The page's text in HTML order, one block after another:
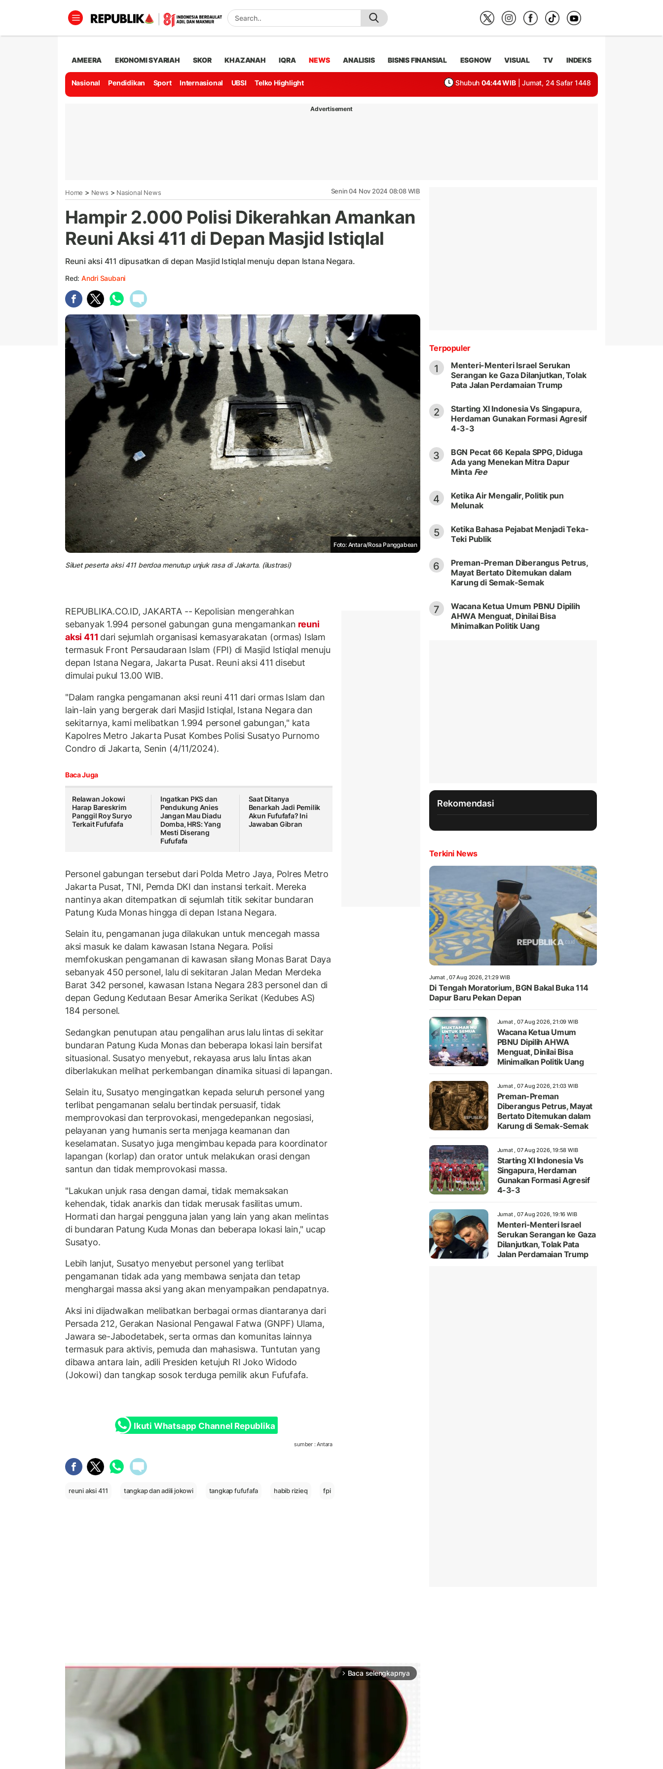
AMEERA EKONOMI SYARIAH SKOR KHAZANAH IQRA NEWS ANALISIS BISNIS FINANSIAL ESGNOW VISUAL TV INDEKS
Nasional Pendidikan Sport Internasional UBSI Telko Highlight Shubuh 04:44 WIB | Jumat, 24 Safar 1448
Advertisement
Home > News > Nasional News Senin 04 Nov 2024 08:08 WIB
Hampir 2.000 Polisi Dikerahkan Amankan
Reuni Aksi 411 di Depan Masjid Istiqlal
Reuni aksi 411 dipusatkan di depan Masjid Istiqlal menuju depan Istana Negara.
Red: Andri Saubani
Foto: Antara/Rosa Panggabean
Siluet peserta aksi 411 berdoa menutup unjuk rasa di Jakarta. (ilustrasi)
REPUBLIKA.CO.ID, JAKARTA -- Kepolisian mengerahkan
sebanyak 1.994 personel gabungan guna mengamankan reuni
aksi 411 dari sejumlah organisasi kemasyarakatan (ormas) Islam
termasuk Front Persaudaraan Islam (FPI) di Masjid Istiqlal menuju
depan Istana Negara, Jakarta Pusat. Reuni aksi 411 disebut
dimulai pukul 13.00 WIB.
"Dalam rangka pengamanan aksi reuni 411 dari ormas Islam dan
lain-lain yang bergerak dari Masjid Istiqlal, Istana Negara dan
sekitarnya, kami melibatkan 1.994 personel gabungan," kata
Kapolres Metro Jakarta Pusat Kombes Polisi Susatyo Purnomo
Condro di Jakarta, Senin (4/11/2024).
Baca Juga
Relawan Jokowi
Harap Bareskrim
Panggil Roy Suryo
Terkait Fufufafa
Ingatkan PKS dan
Pendukung Anies
Jangan Mau Diadu
Domba, HRS: Yang
Mesti Diserang
Fufufafa
Saat Ditanya
Benarkah Jadi Pemilik
Akun Fufufafa? Ini
Jawaban Gibran
Personel gabungan tersebut dari Polda Metro Jaya, Polres Metro
Jakarta Pusat, TNI, Pemda DKI dan instansi terkait. Mereka
nantinya akan ditempatkan di sejumlah titik sekitar bundaran
Patung Kuda Monas hingga di depan Istana Negara.
Selain itu, pengamanan juga dilakukan untuk mencegah massa
aksi masuk ke dalam kawasan Istana Negara. Polisi
memfokuskan pengamanan di kawasan silang Monas Barat Daya
sebanyak 450 personel, lalu di sekitaran Jalan Medan Merdeka
Barat 342 personel, kawasan Istana Negara 283 personel dan di
depan Gedung Kedutaan Besar Amerika Serikat (Kedubes AS)
184 personel.
Sedangkan penutupan atau pengalihan arus lalu lintas di sekitar
bundaran Patung Kuda Monas dan beberapa lokasi lain bersifat
situasional. Susatyo menyebut, rekayasa arus lalu lintas akan
diberlakukan melihat perkembangan dinamika situasi di lapangan.
Selain itu, Susatyo mengingatkan kepada seluruh personel yang
terlibat pengamanan selalu bertindak persuasif, tidak
memprovokasi dan terprovokasi, mengedepankan negosiasi,
pelayanan yang humanis serta menjaga keamanan dan
keselamatan. Susatyo juga mengimbau kepada para koordinator
lapangan (korlap) dan orator untuk melakukan orasi dengan
santun dan tidak memprovokasi massa.
"Lakukan unjuk rasa dengan damai, tidak memaksakan
kehendak, tidak anarkis dan tidak merusak fasilitas umum.
Hormati dan hargai pengguna jalan yang lain yang akan melintas
di bundaran Patung Kuda Monas dan beberapa lokasi lain," ucap
Susatyo.
Lebih lanjut, Susatyo menyebut personel yang terlibat
pengamanan tidak ada yang membawa senjata dan tetap
menghargai massa aksi yang akan menyampaikan pendapatnya.
Aksi ini dijadwalkan melibatkan berbagai ormas diantaranya dari
Persada 212, Gerakan Nasional Pengawal Fatwa (GNPF) Ulama,
Jawara se-Jabodetabek, serta ormas dan komunitas lainnya
termasuk para aktivis, pemuda dan mahasiswa. Tuntutan yang
dibawa antara lain, adili Presiden ketujuh RI Joko Widodo
(Jokowi) dan tangkap sosok terduga pemilik akun Fufufafa.
Ikuti Whatsapp Channel Republika
sumber : Antara
reuni aksi 411 tangkap dan adili jokowi tangkap fufufafa habib rizieq fpi
arrow_forward_ios Baca selengkapnya
Terpopuler
1
Menteri-Menteri Israel Serukan
Serangan ke Gaza Dilanjutkan, Tolak
Pata Jalan Perdamaian Trump
2
Starting XI Indonesia Vs Singapura,
Herdaman Gunakan Formasi Agresif
4-3-3
3
BGN Pecat 66 Kepala SPPG, Diduga
Ada yang Menekan Mitra Dapur
Minta Fee
4
Ketika Air Mengalir, Politik pun
Melunak
5
Ketika Bahasa Pejabat Menjadi Teka-
Teki Publik
6
Preman-Preman Diberangus Petrus,
Mayat Bertato Ditemukan dalam
Karung di Semak-Semak
7
Wacana Ketua Umum PBNU Dipilih
AHWA Menguat, Dinilai Bisa
Minimalkan Politik Uang
Rekomendasi
Terkini News
Jumat , 07 Aug 2026, 21:29 WIB
Di Tengah Moratorium, BGN Bakal Buka 114
Dapur Baru Pekan Depan
Jumat , 07 Aug 2026, 21:09 WIB
Wacana Ketua Umum
PBNU Dipilih AHWA
Menguat, Dinilai Bisa
Minimalkan Politik Uang
Jumat , 07 Aug 2026, 21:03 WIB
Preman-Preman
Diberangus Petrus, Mayat
Bertato Ditemukan dalam
Karung di Semak-Semak
Jumat , 07 Aug 2026, 19:58 WIB
Starting XI Indonesia Vs
Singapura, Herdaman
Gunakan Formasi Agresif
4-3-3
Jumat , 07 Aug 2026, 19:16 WIB
Menteri-Menteri Israel
Serukan Serangan ke Gaza
Dilanjutkan, Tolak Pata
Jalan Perdamaian Trump